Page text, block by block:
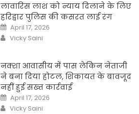
लावारिस लाश को न्याय दिलाने के लिए
हरिद्वार पुलिस की कसरत लाई रंग
Posted
on
April 17, 2026
Author
Vicky Saini
नक्शा आवासीय में पास लेकिन नेताजी
ने बना दिया होटल, शिकायत के बावजूद
नहीं हुई सख्त कार्रवाई
Posted
on
April 17, 2026
Author
Vicky Saini